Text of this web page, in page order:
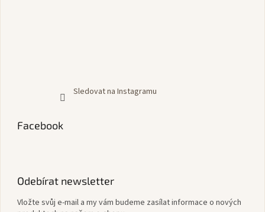
Sledovat na Instagramu
Facebook
Odebírat newsletter
Vložte svůj e-mail a my vám budeme zasílat informace o nových